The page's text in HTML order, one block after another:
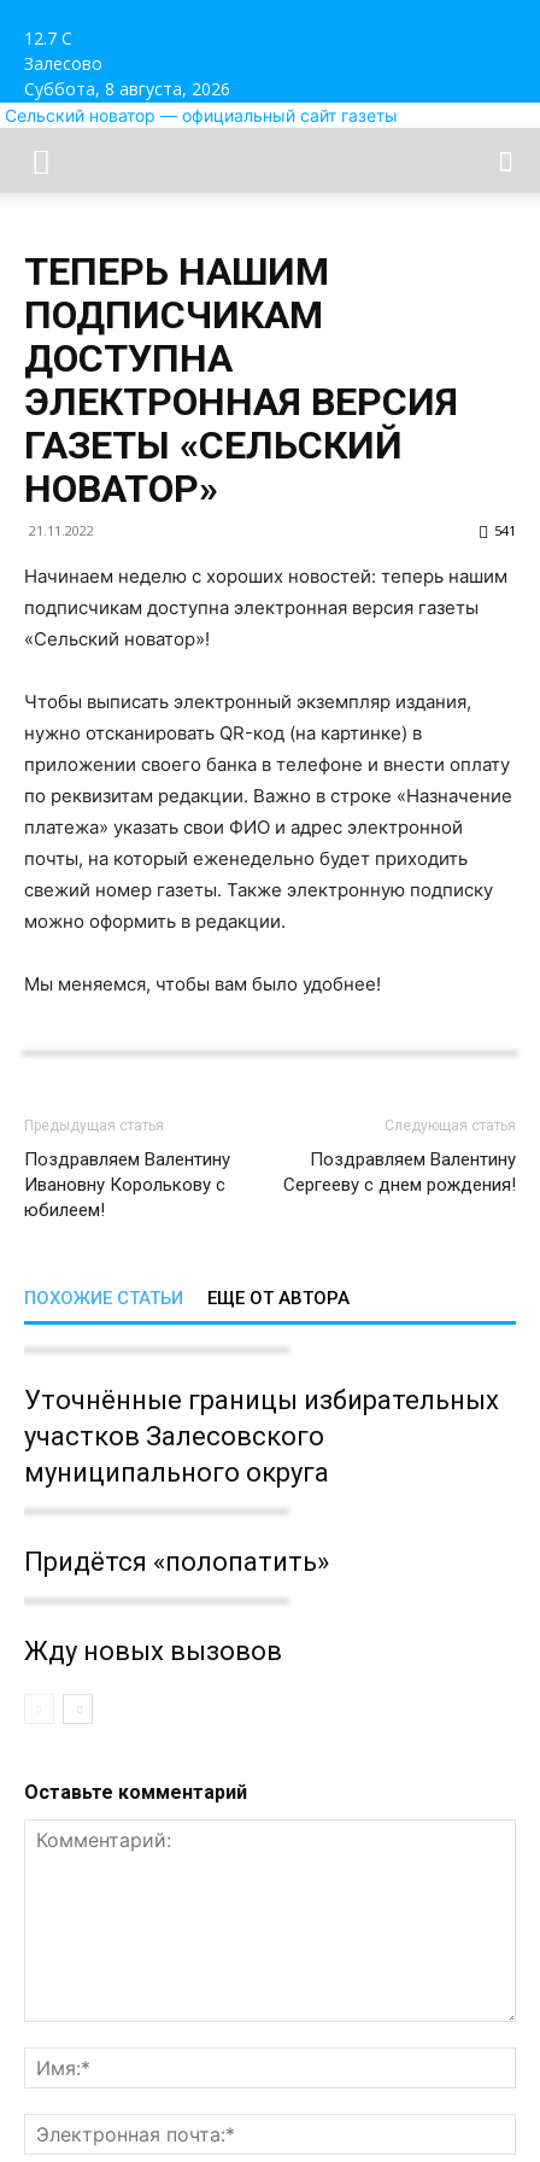
12.7 C
Залесово
Суббота, 8 августа, 2026
Сельский новатор — официальный сайт газеты
ТЕПЕРЬ НАШИМ
ПОДПИСЧИКАМ
ДОСТУПНА
ЭЛЕКТРОННАЯ ВЕРСИЯ
ГАЗЕТЫ «СЕЛЬСКИЙ
НОВАТОР»
21.11.2022 541
Начинаем неделю с хороших новостей: теперь нашим
подписчикам доступна электронная версия газеты
«Сельский новатор»!
Чтобы выписать электронный экземпляр издания,
нужно отсканировать QR-код (на картинке) в
приложении своего банка в телефоне и внести оплату
по реквизитам редакции. Важно в строке «Назначение
платежа» указать свои ФИО и адрес электронной
почты, на который еженедельно будет приходить
свежий номер газеты. Также электронную подписку
можно оформить в редакции.
Мы меняемся, чтобы вам было удобнее!
Предыдущая статья
Поздравляем Валентину
Ивановну Королькову с
юбилеем!
Следующая статья
Поздравляем Валентину
Сергееву с днем рождения!
ПОХОЖИЕ СТАТЬИ ЕЩЕ ОТ АВТОРА
Уточнённые границы избирательных
участков Залесовского
муниципального округа
Придётся «полопатить»
Жду новых вызовов
Оставьте комментарий